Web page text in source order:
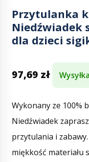
Przytulanka
Niedźwiadek
dla dzieci
97,69 zł
Wykonany ze 100%
Niedźwiadek
przytulania i
miękkość materiału